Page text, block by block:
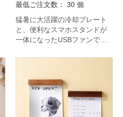
最低ご注文数： 30 個
猛暑に大活躍の冷却プレート
と、便利なスマホスタンドが
一体になったUSBファンで